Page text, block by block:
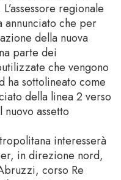
regionale
che per
della nuova
parte dei
che vengono
ha sottolineato come
della linea 2 verso
assetto
interesserà
in direzione nord,
corso Re